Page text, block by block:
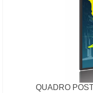
QUADRO